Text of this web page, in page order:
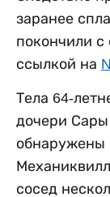
заранее
покончили с
ссылкой на
Тела 64-
дочери
обнаружены
сосед